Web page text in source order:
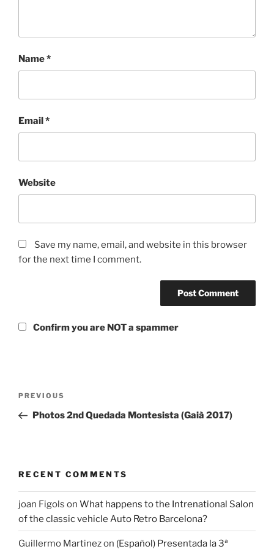
Name*
Email*
Website
Save my name, email, and website in this browser
for the next time I comment.
Confirm you are NOT a spammer
Previous
Post
PREVIOUS
Photos 2nd Quedada Montesista (Gaià 2017)
RECENT COMMENTS
joan Figols on What happens to the Intrenational Salon
of the classic vehicle Auto Retro Barcelona?
Guillermo Martinezon (Español) Presentada la 3ª